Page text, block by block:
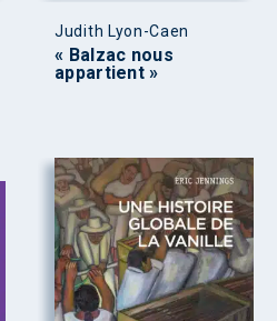
Judith Lyon-Caen
« Balzac nous
appartient »